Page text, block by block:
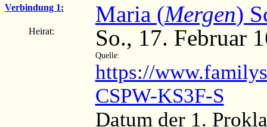
Verbindung 1: Maria (Mergen)
Heirat: So., 17. Februar
Quelle:
https://
CSPW-KS3F-S
Datum der 1.